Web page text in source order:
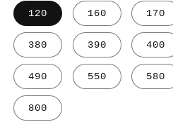
120 160 170
380 390 400
490 550 580
800